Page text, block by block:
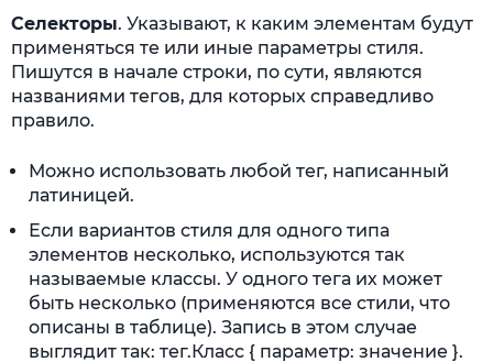
Селекторы. Указывают, к каким элементам будут
применяться те или иные параметры стиля.
Пишутся в начале строки, по сути, являются
названиями тегов, для которых справедливо
правило.
Можно использовать любой тег, написанный
латиницей.
Если вариантов стиля для одного типа
элементов несколько, используются так
называемые классы. У одного тега их может
быть несколько (применяются все стили, что
описаны в таблице). Запись в этом случае
выглядит так: тег.Класс { параметр: значение }.